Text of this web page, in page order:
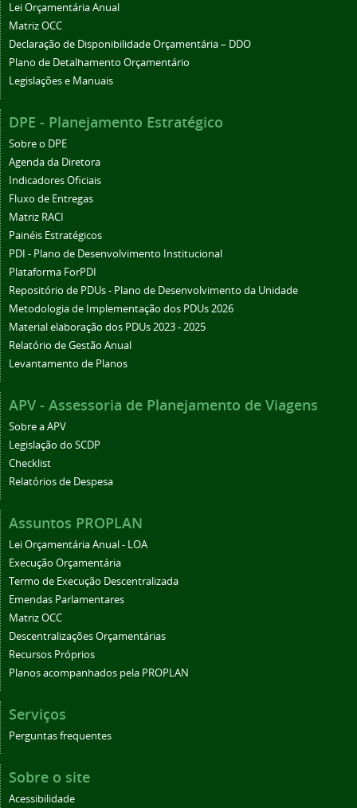
Lei Orçamentária Anual
Matriz OCC
Declaração de Disponibilidade Orçamentária – DDO
Plano de Detalhamento Orçamentário
Legislações e Manuais
DPE - Planejamento Estratégico
Sobre o DPE
Agenda da Diretora
Indicadores Oficiais
Fluxo de Entregas
Matriz RACI
Painéis Estratégicos
PDI - Plano de Desenvolvimento Institucional
Plataforma ForPDI
Repositório de PDUs - Plano de Desenvolvimento da Unidade
Metodologia de Implementação dos PDUs 2026
Material elaboração dos PDUs 2023 - 2025
Relatório de Gestão Anual
Levantamento de Planos
APV - Assessoria de Planejamento de Viagens
Sobre a APV
Legislação do SCDP
Checklist
Relatórios de Despesa
Assuntos PROPLAN
Lei Orçamentária Anual - LOA
Execução Orçamentária
Termo de Execução Descentralizada
Emendas Parlamentares
Matriz OCC
Descentralizações Orçamentárias
Recursos Próprios
Planos acompanhados pela PROPLAN
Serviços
Perguntas frequentes
Sobre o site
Acessibilidade